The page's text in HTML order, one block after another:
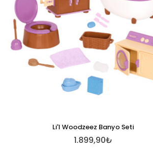
Li'l Woodzeez Banyo Seti
1.899,90₺